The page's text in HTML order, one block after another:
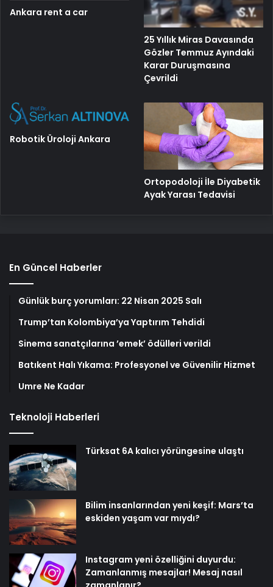
Ankara rent a car
25 Yıllık Miras Davasında
Gözler Temmuz Ayındaki
Karar Duruşmasına
Çevrildi
Robotik Üroloji Ankara
Ortopodoloji İle Diyabetik
Ayak Yarası Tedavisi
En Güncel Haberler
Günlük burç yorumları: 22 Nisan 2025 Salı
Trump’tan Kolombiya’ya Yaptırım Tehdidi
Sinema sanatçılarına ’emek’ ödülleri verildi
Batıkent Halı Yıkama: Profesyonel ve Güvenilir Hizmet
Umre Ne Kadar
Teknoloji Haberleri
Türksat 6A kalıcı yörüngesine ulaştı
Bilim insanlarından yeni keşif: Mars’ta
eskiden yaşam var mıydı?
Instagram yeni özelliğini duyurdu:
Zamanlanmış mesajlar! Mesaj nasıl